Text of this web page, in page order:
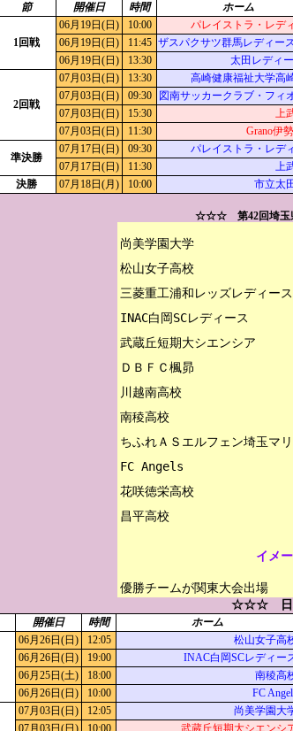
節 開催日 時間 ホーム
1回戦
06月19日(日) 10:00 パレイストラ・レデ
06月19日(日)
11:45 ザスパクサツ群馬レディー
06月19日(日)
13:30 太田レディ
2回戦
07月03日(日) 13:30 高崎健康福祉大学高
07月03日(日)
09:30 図南サッカークラブ・フィ
07月03日(日)
15:30 上
07月03日(日)
11:30 Grano伊
準決勝
07月17日(日) 09:30 パレイストラ・レデ
07月17日(日)
11:30 上
決勝
07月18日(月) 10:00 市立太
☆☆☆ 第42回埼玉
尚美学園大学
松山女子高校
三菱重工浦和レッズレディー
INAC白岡SCレディース
武蔵丘短期大シエンシア
ＤＢＦＣ楓昴
川越南高校
南稜高校
ちふれＡＳエルフェン埼玉マ
FC Angels
花咲徳栄高校
イメ
優勝チームが関東大会出場
☆☆☆ 日
開催日 時間 ホーム
06月26日(日) 12:05 松山女子高
06月26日(日)
19:00 INAC白岡SCレディー
06月25日(土)
18:00 南稜高
06月26日(日)
10:00 FC
07月03日(日)
12:05 尚美学園大
07月03日(日)
10:00 武蔵丘短期大シエンシ